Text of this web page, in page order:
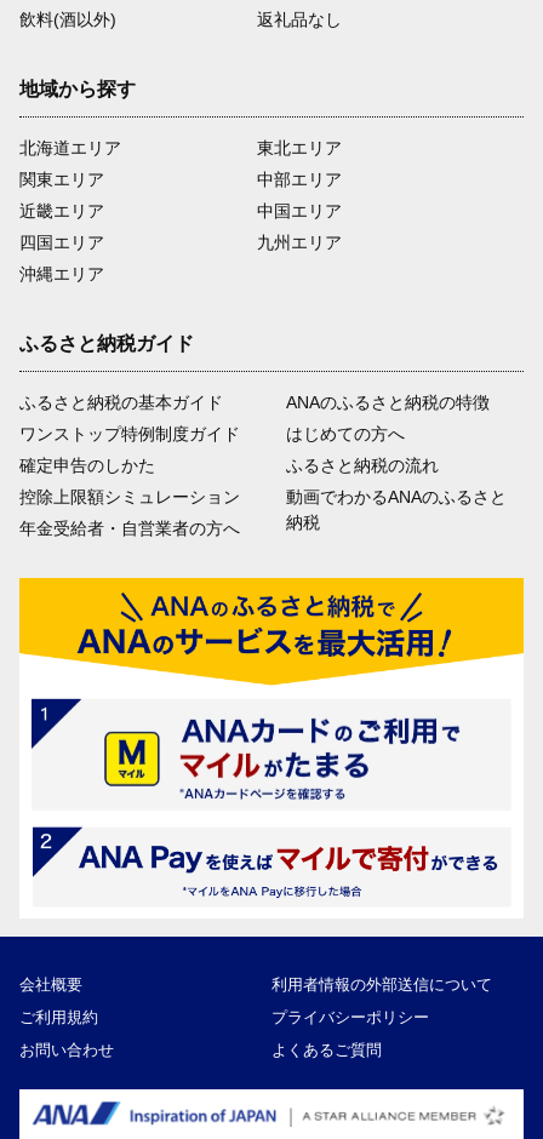
飲料(酒以外)
返礼品なし
地域から探す
北海道エリア
関東エリア
近畿エリア
四国エリア
沖縄エリア
東北エリア
中部エリア
中国エリア
九州エリア
ふるさと納税ガイド
ふるさと納税の基本ガイド
ワンストップ特例制度ガイド
確定申告のしかた
控除上限額シミュレーション
年金受給者・自営業者の方へ
ANAのふるさと納税の特徴
はじめての方へ
ふるさと納税の流れ
動画でわかるANAのふるさと
納税
会社概要
利用者情報の外部送信について
ご利用規約
プライバシーポリシー
お問い合わせ
よくあるご質問